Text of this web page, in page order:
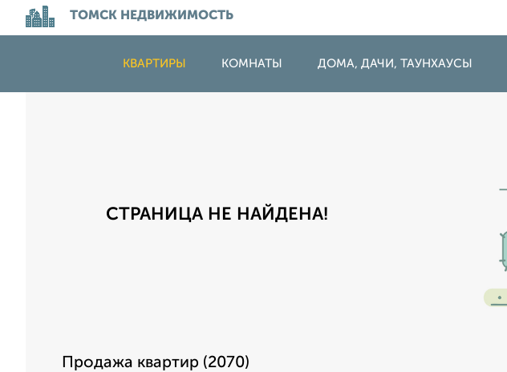
ТОМСК НЕДВИЖИМОСТЬ
КВАРТИРЫ КОМНАТЫ ДОМА, ДАЧИ, ТАУНХАУСЫ
СТРАНИЦА НЕ НАЙДЕНА!
Продажа квартир (2070)